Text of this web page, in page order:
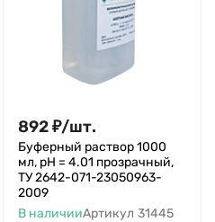
892₽/шт.
Буферный раствор 1000
мл, рН = 4.01 прозрачный,
ТУ 2642-071-23050963-
2009
В наличииАртикул 31445